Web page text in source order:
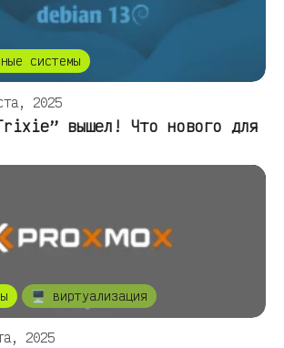
системы
2025
вышел! Что нового для
🖥️ виртуализация
2025